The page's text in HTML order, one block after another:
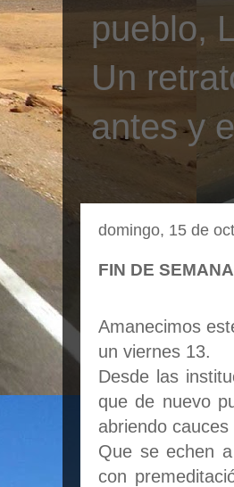
pueblo,
Un
antes y
domingo, 15 de
FIN DE
Amanecimos
un viernes 13.
Desde las
que de nuevo
abriendo
Que se echen
con